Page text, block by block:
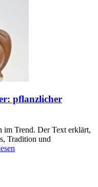
pflanzlicher
im Trend. Der Text erklärt,
Tradition und